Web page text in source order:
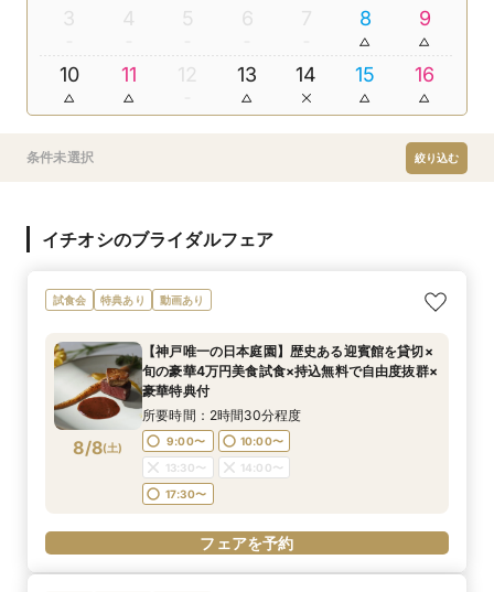
3 4 5 6 7 8 9
10 11 12 13 14 15 16
条件未選択 絞り込む
イチオシのブライダルフェア
試食会 特典あり 動画あり
8/8(土)
【神戸唯一の日本庭園】歴史ある迎賓館を貸切×
旬の豪華4万円美食試食×持込無料で自由度抜群×
豪華特典付
所要時間：2時間30分程度
9:00〜
10:00〜
13:30〜
14:00〜
17:30〜
フェアを予約